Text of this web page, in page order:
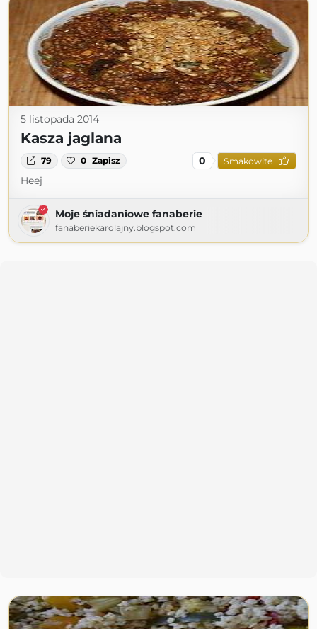
5 listopada 2014
Kasza jaglana
79 0 Zapisz 0 Smakowite
Heej
Moje śniadaniowe fanaberie
fanaberiekarolajny.blogspot.com